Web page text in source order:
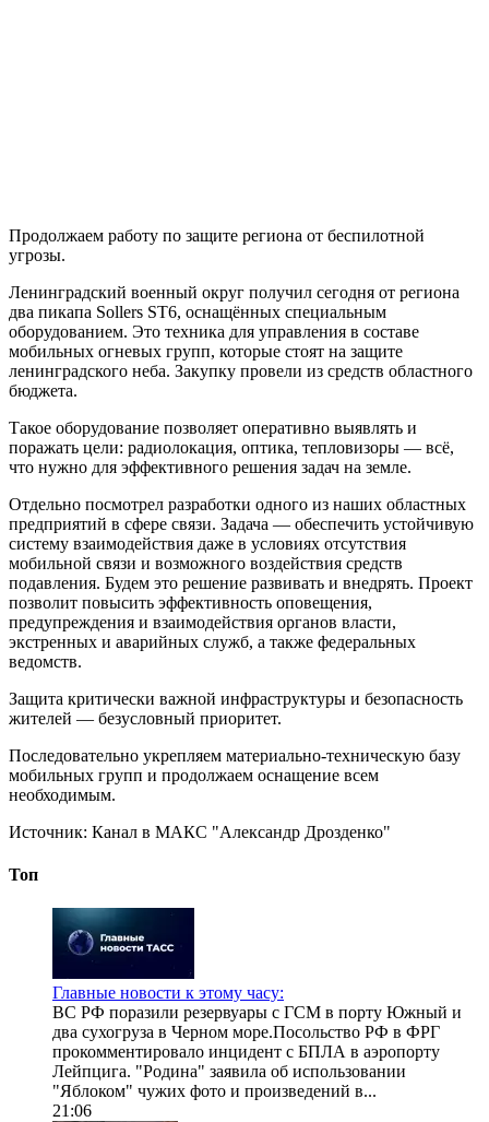
Продолжаем работу по защите региона от беспилотной
угрозы.
Ленинградский военный округ получил сегодня от региона
два пикапа Sollers ST6, оснащённых специальным
оборудованием. Это техника для управления в составе
мобильных огневых групп, которые стоят на защите
ленинградского неба. Закупку провели из средств областного
бюджета.
Такое оборудование позволяет оперативно выявлять и
поражать цели: радиолокация, оптика, тепловизоры — всё,
что нужно для эффективного решения задач на земле.
Отдельно посмотрел разработки одного из наших областных
предприятий в сфере связи. Задача — обеспечить устойчивую
систему взаимодействия даже в условиях отсутствия
мобильной связи и возможного воздействия средств
подавления. Будем это решение развивать и внедрять. Проект
позволит повысить эффективность оповещения,
предупреждения и взаимодействия органов власти,
экстренных и аварийных служб, а также федеральных
ведомств.
Защита критически важной инфраструктуры и безопасность
жителей — безусловный приоритет.
Последовательно укрепляем материально-техническую базу
мобильных групп и продолжаем оснащение всем
необходимым.
Источник: Канал в МАКС "Александр Дрозденко"
Топ
Главные новости к этому часу:
ВС РФ поразили резервуары с ГСМ в порту Южный и
два сухогруза в Черном море.Посольство РФ в ФРГ
прокомментировало инцидент с БПЛА в аэропорту
Лейпцига. "Родина" заявила об использовании
"Яблоком" чужих фото и произведений в...
21:06